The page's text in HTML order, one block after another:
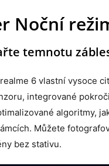
Noční
temnotu
6 vlastní vysoce
integrované
algoritmy,
Můžete
bez stativu.